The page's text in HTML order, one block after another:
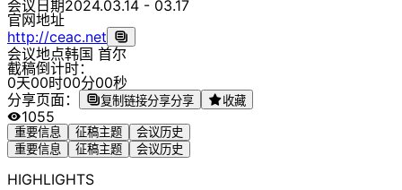
会议日期2024.03.14 - 03.17
官网地址
http://ceac.net
会议地点韩国 首尔
截稿倒计时：
0天00时00分00秒
分享页面：
复制链接分享分享 收藏
1055
重要信息 征稿主题
会议历史
重要信息
征稿主题 会议历史
HIGHLIGHTS